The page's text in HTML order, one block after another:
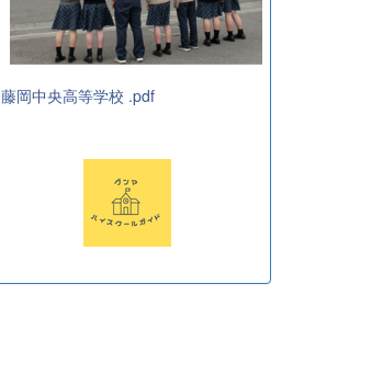
藤岡中央高等学校 .pdf